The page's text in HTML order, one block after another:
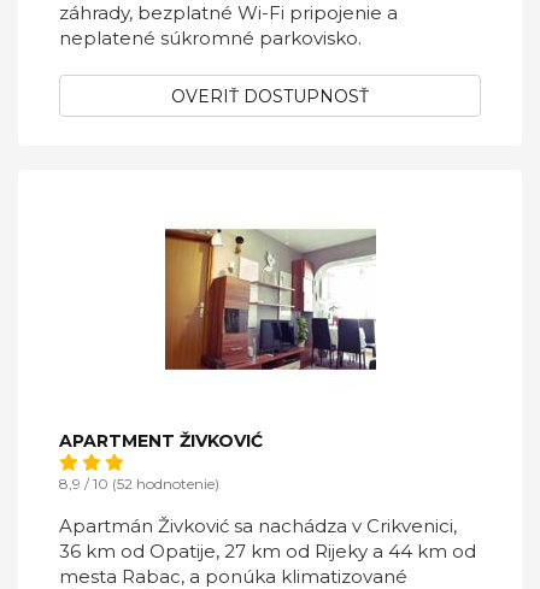
záhrady, bezplatné Wi-Fi pripojenie a
neplatené súkromné ​​parkovisko.
OVERIŤ DOSTUPNOSŤ
APARTMENT ŽIVKOVIĆ
8,9 / 10 (52 hodnotenie)
Apartmán Živković sa nachádza v Crikvenici,
36 km od Opatije, 27 km od Rijeky a 44 km od
mesta Rabac, a ponúka klimatizované